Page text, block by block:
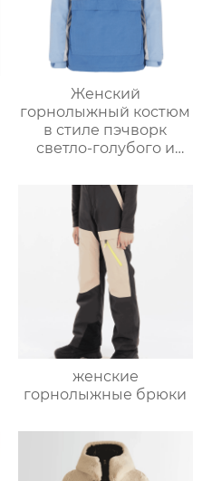
Женский
горнолыжный костюм
в стиле пэчворк
светло-голубого и
цвета
женские
горнолыжные брюки